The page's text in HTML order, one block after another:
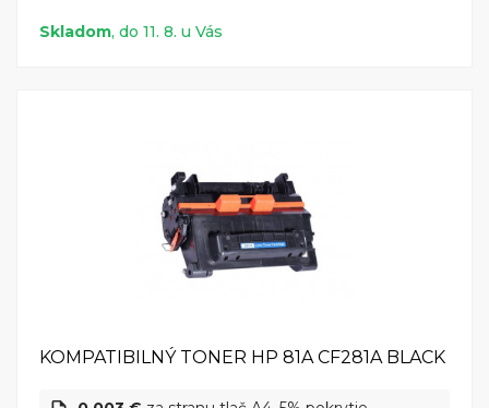
Skladom, do 11. 8. u Vás
KOMPATIBILNÝ TONER HP 81A CF281A BLACK